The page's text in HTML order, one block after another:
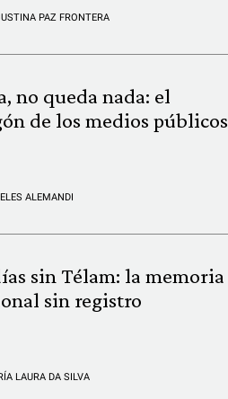
PAZ FRONTERA
no queda nada: el
de los medios públicos
ALEMANDI
sin Télam: la memoria
sin registro
LAURA DA SILVA